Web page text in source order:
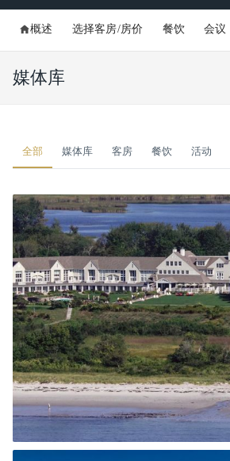
概述 选择客房/房价 餐饮 会议
媒体库
全部 媒体库 客房 餐饮 活动